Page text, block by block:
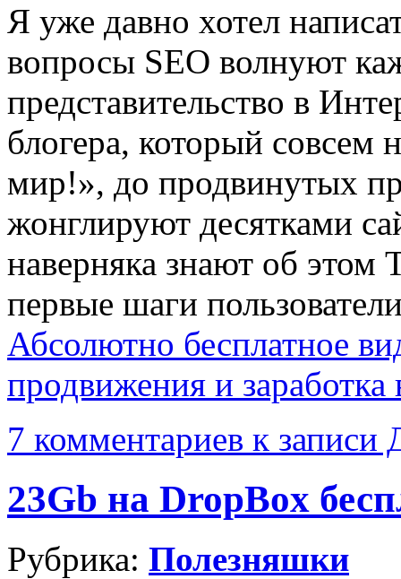
Я уже давно хотел
вопросы SEO волнуют
представительство в
блогера, который совсем
мир!», до продвинутых
жонглируют десятками
наверняка знают об
первые шаги
Абсолютно бесплатное
продвижения и заработка
7 комментариев к записи
23Gb на DropBox
Рубрика: Полезняшки